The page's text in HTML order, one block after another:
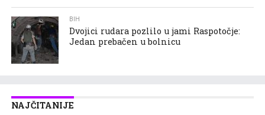
BIH
Dvojici rudara pozlilo u jami Raspotočje:
Jedan prebačen u bolnicu
NAJČITANIJE